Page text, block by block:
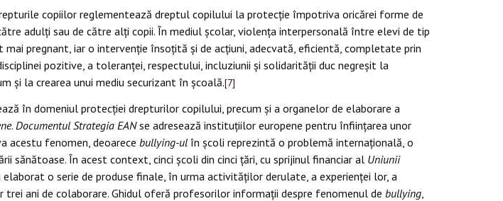
copiilor reglementează dreptul copilului la protecție împotriva oricărei forme de
adulți sau de către alți copii. În mediul școlar, violența interpersonală între elevi de tip
pregnant, iar o intervenție însoțită și de acțiuni, adecvată, eficientă, completate prin
pozitive, a toleranței, respectului, incluziunii și solidarității duc negreșit la
și la crearea unui mediu securizant în școală.[7]
în domeniul protecției drepturilor copilului, precum și a organelor de elaborare a
. Documentul Strategia EANse adresează instituțiilor europene pentru înființarea unor
acestu fenomen, deoarece bullying-ul în școli reprezintă o problemă internațională, o
sănătoase.În acest context, cinci școli din cinci țări, cu sprijinul financiar al Uniunii
elaborat o serie de produse finale, în urma activităților derulate, a experienței lor, a
ani de colaborare. Ghidul oferă profesorilor informații despre fenomenul de bullying,